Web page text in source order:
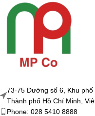
73-75 Đường số 6, Khu phố
Thành phố Hồ Chí Minh,
Phone: 028 5410 8888